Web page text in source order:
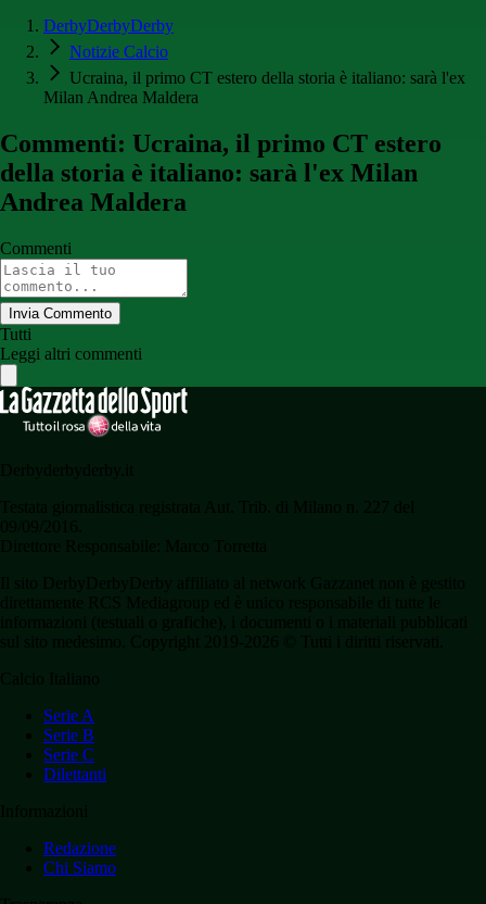
DerbyDerbyDerby
Notizie Calcio
Ucraina, il primo CT estero della storia è italiano: sarà l'ex
Milan Andrea Maldera
Commenti: Ucraina, il primo CT estero
della storia è italiano: sarà l'ex Milan
Andrea Maldera
Commenti
Invia Commento
Tutti
Leggi altri commenti
Serie A
Serie B
Serie C
Dilettanti
Redazione
Chi Siamo